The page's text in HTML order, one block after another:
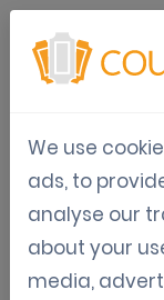
Artikelen,
We use
ads, to
analyse our
about your
media,